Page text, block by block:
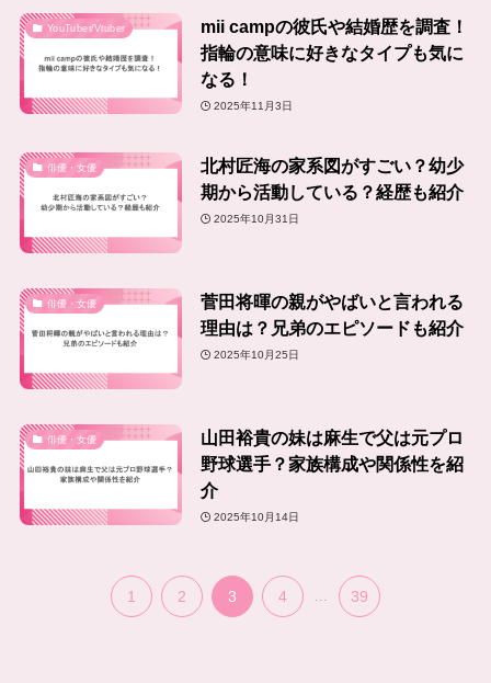
YouTuber/Vtuber
mii campの彼氏や結婚歴を調査！
指輪の意味に好きなタイプも気に
なる！
2025年11月3日
俳優・女優
北村匠海の家系図がすごい？幼少
期から活動している？経歴も紹介
2025年10月31日
俳優・女優
菅田将暉の親がやばいと言われる
理由は？兄弟のエピソードも紹介
2025年10月25日
俳優・女優
山田裕貴の妹は麻生で父は元プロ
野球選手？家族構成や関係性を紹
介
2025年10月14日
1 2 3 4 39